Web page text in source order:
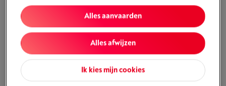
€ 179,00
Of betalen per maand -Simulatie
Let op, geld lenen kost ook geld.
Vergelijken
Ik kies mijn cookies
Alles afwijzen
Alles aanvaarden